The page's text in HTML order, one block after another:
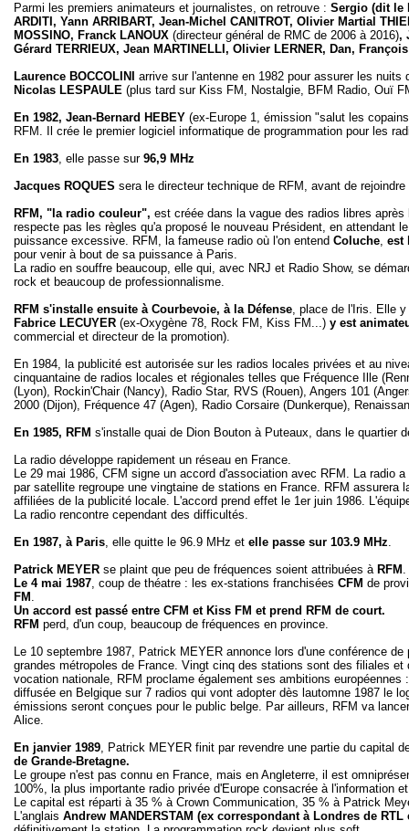
Parmi les premiers animateurs et journalistes, on retrouve : Sergio (dit le
ARDITI, Yann ARRIBART, Jean-Michel CANITROT, Olivier Martial
MOSSINO, Franck LANOUX (directeur général de RMC de 2006 à 2016),
Gérard TERRIEUX, Jean MARTINELLI, Olivier LERNER, Dan,
Laurence BOCCOLINI arrive sur l'antenne en 1982 pour assurer les nuits
Nicolas LESPAULE (plus tard sur Kiss FM, Nostalgie, BFM Radio, Ouï
En 1982, Jean-Bernard HEBEY (ex-Europe 1, émission "salut les
RFM. Il crée le premier logiciel informatique de programmation pour les
En 1983, elle passe sur 96,9 MHz
Jacques ROQUES sera le directeur technique de RFM, avant de
RFM, "la radio couleur", est créée dans la vague des radios libres
respecte pas les règles qu'a proposé le nouveau Président, en
puissance excessive. RFM, la fameuse radio où l'on entend Coluche, est
pour venir à bout de sa puissance à Paris.
La radio en souffre beaucoup, elle qui, avec NRJ et Radio Show, se
rock et beaucoup de professionnalisme.
RFM s'installe ensuite à Courbevoie, à la Défense, place de l'Iris. Elle
Fabrice LECUYER (ex-Oxygène 78, Rock FM, Kiss FM...) y est
commercial et directeur de la promotion).
En 1984, la publicité est autorisée sur les radios locales privées et au
cinquantaine de radios locales et régionales telles que Fréquence Ille
(Lyon), Rockin'Chair (Nancy), Radio Star, RVS (Rouen), Angers 101
2000 (Dijon), Fréquence 47 (Agen), Radio Corsaire (Dunkerque),
En 1985, RFM s'installe quai de Dion Bouton à Puteaux, dans le quartier
La radio développe rapidement un réseau en France.
Le 29 mai 1986, CFM signe un accord d'association avec RFM. La radio
par satellite regroupe une vingtaine de stations en France. RFM
affiliées de la publicité locale. L'accord prend effet le 1er juin 1986.
La radio rencontre cependant des difficultés.
En 1987, à Paris, elle quitte le 96.9 MHz et elle passe sur 103.9 MHz.
Patrick MEYER se plaint que peu de fréquences soient attribuées à RFM .
Le 4 mai 1987, coup de théatre : les ex-stations franchisées CFM de
FM .
Un accord est passé entre CFM et Kiss FM et prend RFM de court.
RFM perd, d'un coup, beaucoup de fréquences en province.
Le 10 septembre 1987, Patrick MEYER annonce lors d'une conférence
grandes métropoles de France. Vingt cinq des stations sont des filiales
vocation nationale, RFM proclame également ses ambitions
diffusée en Belgique sur 7 radios qui vont adopter dès lautomne 1987 le
émissions seront conçues pour le public belge. Par ailleurs, RFM va
Alice.
En janvier 1989, Patrick MEYER finit par revendre une partie du capital
de Grande-Bretagne.
Le groupe n'est pas connu en France, mais en Angleterre, il est
100%, la plus importante radio privée d'Europe consacrée à l'information
Le capital est réparti à 35 % à Crown Communication, 35 % à Patrick
L'anglais Andrew MANDERSTAM (ex correspondant à Londres de RTL